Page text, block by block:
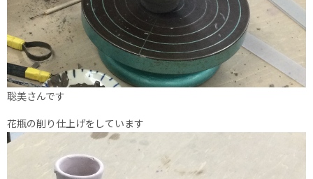
聡美さんです
花瓶の削り仕上げをしています